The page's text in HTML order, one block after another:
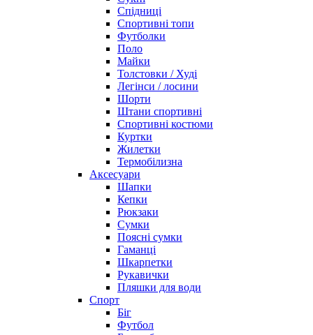
Спідниці
Спортивні топи
Футболки
Поло
Майки
Толстовки / Худі
Легінси / лосини
Шорти
Штани спортивні
Спортивні костюми
Куртки
Жилетки
Термобілизна
Аксесуари
Шапки
Кепки
Рюкзаки
Сумки
Поясні сумки
Гаманці
Шкарпетки
Рукавички
Пляшки для води
Спорт
Біг
Футбол